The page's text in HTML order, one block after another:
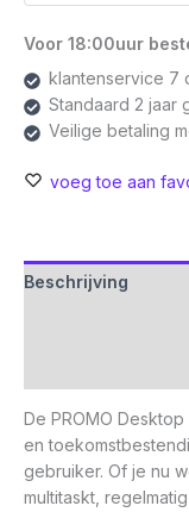
RAM
|
SSD
|
Windows
11
Professional
Tower
Voor 18:00uur
klantenservice 7
Standaard 2 jaar
Veilige betaling
voeg toe aan
Beschrijving
De PROMO
en
gebruiker. Of je nu
multitaskt,